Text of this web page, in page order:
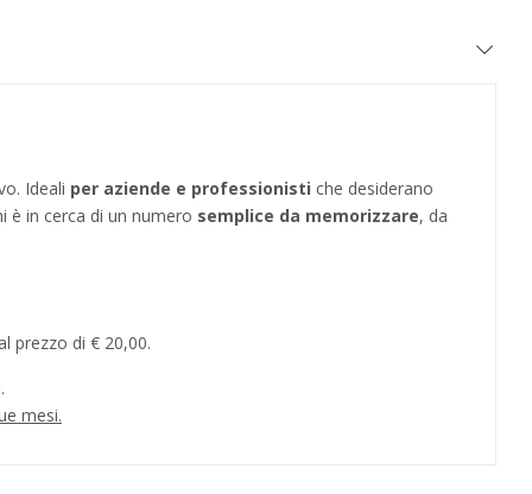
Ideali per aziende e professionisti che desiderano
è in cerca di un numero semplice da memorizzare, da
prezzo di € 20,00.
mesi.